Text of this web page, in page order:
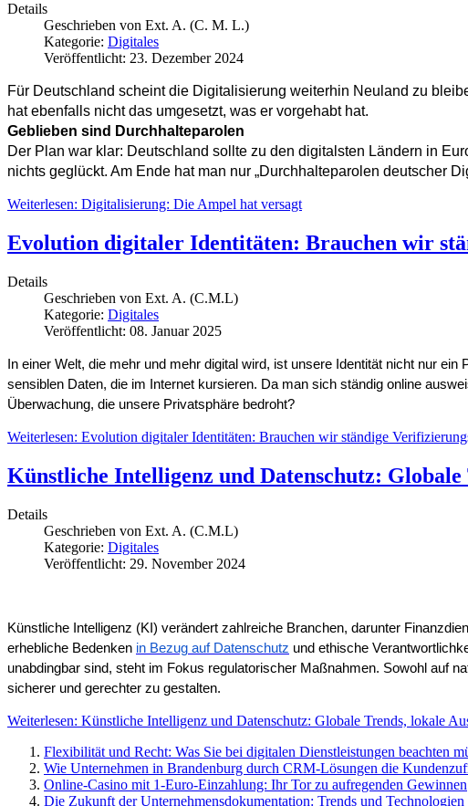
Details
Geschrieben von Ext. A. (C. M. L.)
Kategorie: Digitales
Veröffentlicht: 23. Dezember 2024
Für Deutschland scheint die Digitalisierung weiterhin Neuland zu
hat ebenfalls nicht das umgesetzt, was er vorgehabt hat.
Geblieben sind Durchhalteparolen
Der Plan war klar: Deutschland sollte zu den digitalsten Ländern in
nichts geglückt. Am Ende hat man nur „Durchhalteparolen deutscher
Weiterlesen: Digitalisierung: Die Ampel hat versagt
Evolution digitaler Identitäten: Brauchen wir
Details
Geschrieben von Ext. A. (C.M.L)
Kategorie: Digitales
Veröffentlicht: 08. Januar 2025
In einer Welt, die mehr und mehr digital wird, ist unsere Identität nicht nur
sensiblen Daten, die im Internet kursieren. Da man sich ständig online
Überwachung, die unsere Privatsphäre bedroht?
Weiterlesen: Evolution digitaler Identitäten: Brauchen wir ständige
Künstliche Intelligenz und Datenschutz:
Details
Geschrieben von Ext. A. (C.M.L)
Kategorie: Digitales
Veröffentlicht: 29. November 2024
Künstliche Intelligenz (KI) verändert zahlreiche Branchen, darunter
erhebliche Bedenken in Bezug auf Datenschutz und ethische
unabdingbar sind, steht im Fokus regulatorischer Maßnahmen. Sowohl auf
sicherer und gerechter zu gestalten.
Weiterlesen: Künstliche Intelligenz und Datenschutz: Globale Trends, lokale
Flexibilität und Recht: Was Sie bei digitalen Dienstleistungen beachten
Wie Unternehmen in Brandenburg durch CRM-Lösungen die
Online-Casino mit 1-Euro-Einzahlung: Ihr Tor zu aufregenden Gewinnen
Die Zukunft der Unternehmensdokumentation: Trends und Technologien